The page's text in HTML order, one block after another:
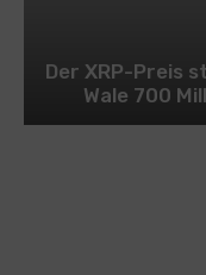
Der XRP-Preis
Wale 700